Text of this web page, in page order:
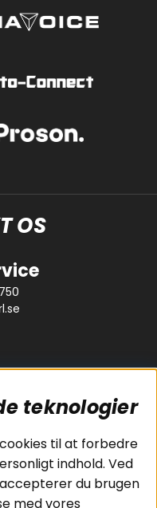
OS
Kundeservice
teknologier
til at forbedre
indhold. Ved
du brugen
med vores